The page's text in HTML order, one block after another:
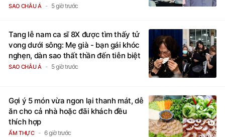
SAO CHÂU Á 5 giờ trước
Tang lễ nam ca sĩ 8X được tìm thấy tử
vong dưới sông: Mẹ già - bạn gái khóc
nghẹn, dàn sao thất thần đến tiễn biệt
SAO CHÂU Á 5 giờ trước
Gợi ý 5 món vừa ngon lại thanh mát, dễ
ăn cho cả nhà hoặc đãi khách đều
thích hợp
ẨM THỰC 6 giờ trước